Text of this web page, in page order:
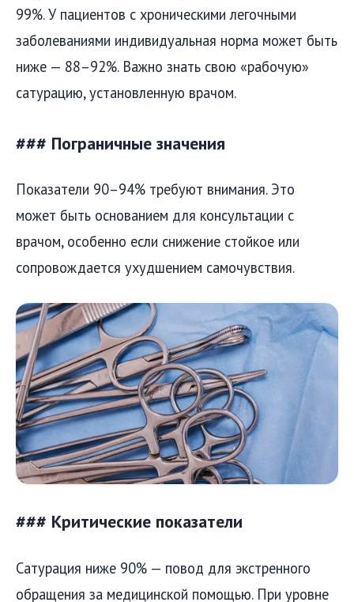
99%. У пациентов с хроническими легочными
заболеваниями индивидуальная норма может быть
ниже — 88–92%. Важно знать свою «рабочую»
сатурацию, установленную врачом.
### Пограничные значения
Показатели 90–94% требуют внимания. Это
может быть основанием для консультации с
врачом, особенно если снижение стойкое или
сопровождается ухудшением самочувствия.
### Критические показатели
Сатурация ниже 90% — повод для экстренного
обращения за медицинской помощью. При уровне